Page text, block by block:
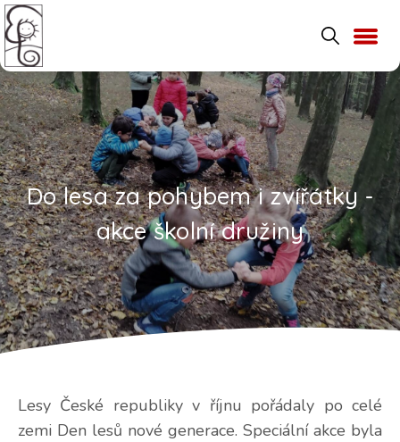
Do lesa za pohybem i zvířátky -
akce školní družiny
Lesy České republiky v říjnu pořádaly po celé
zemi Den lesů nové generace. Speciální akce byla